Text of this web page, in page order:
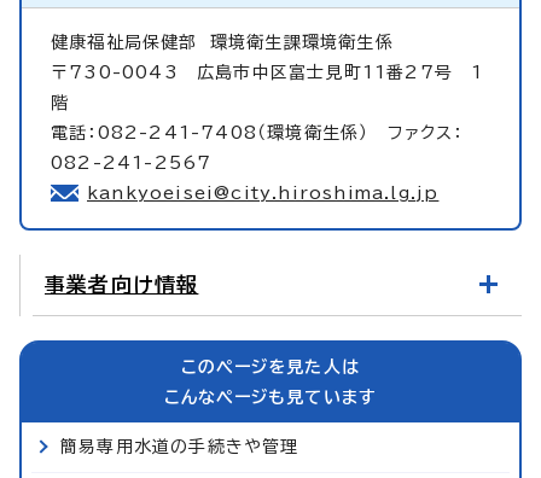
健康福祉局保健部 環境衛生課環境衛生係
〒730-0043 広島市中区富士見町11番27号 1
階
電話：082-241-7408（環境衛生係） ファクス：
082-241-2567
kankyoeisei@city.hiroshima.lg.jp
事業者向け情報
このページを見た人は
こんなページも見ています
簡易専用水道の手続きや管理